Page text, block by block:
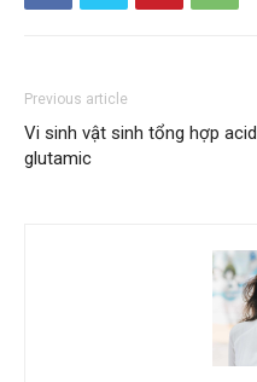
Previous article
Vi sinh vật sinh tổng hợp acid
glutamic